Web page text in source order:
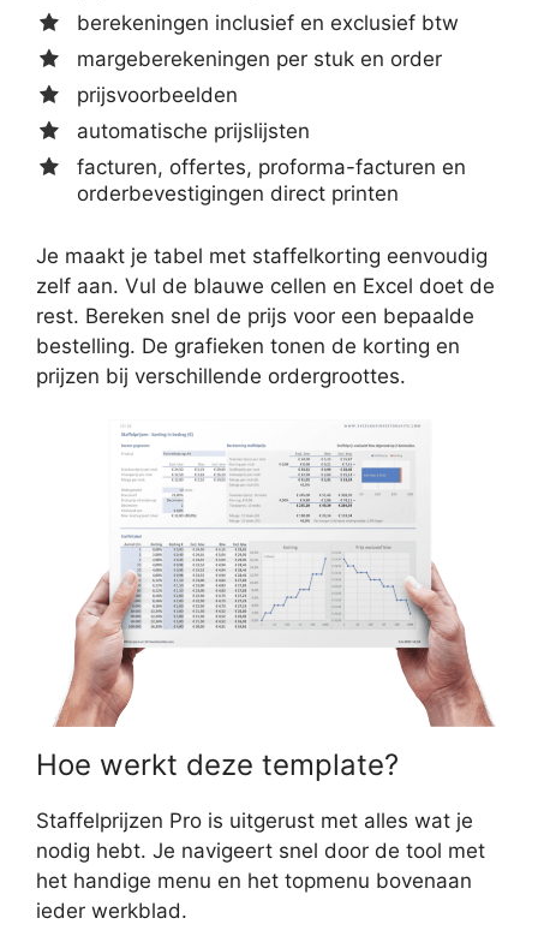
berekeningen inclusief en exclusief btw
margeberekeningen per stuk en order
prijsvoorbeelden
automatische prijslijsten
facturen, offertes, proforma-facturen en
orderbevestigingen direct printen
Je maakt je tabel met staffelkorting eenvoudig
zelf aan. Vul de blauwe cellen en Excel doet de
rest. Bereken snel de prijs voor een bepaalde
bestelling. De grafieken tonen de korting en
prijzen bij verschillende ordergroottes.
Hoe werkt deze template?
Staffelprijzen Pro is uitgerust met alles wat je
nodig hebt. Je navigeert snel door de tool met
het handige menu en het topmenu bovenaan
ieder werkblad.